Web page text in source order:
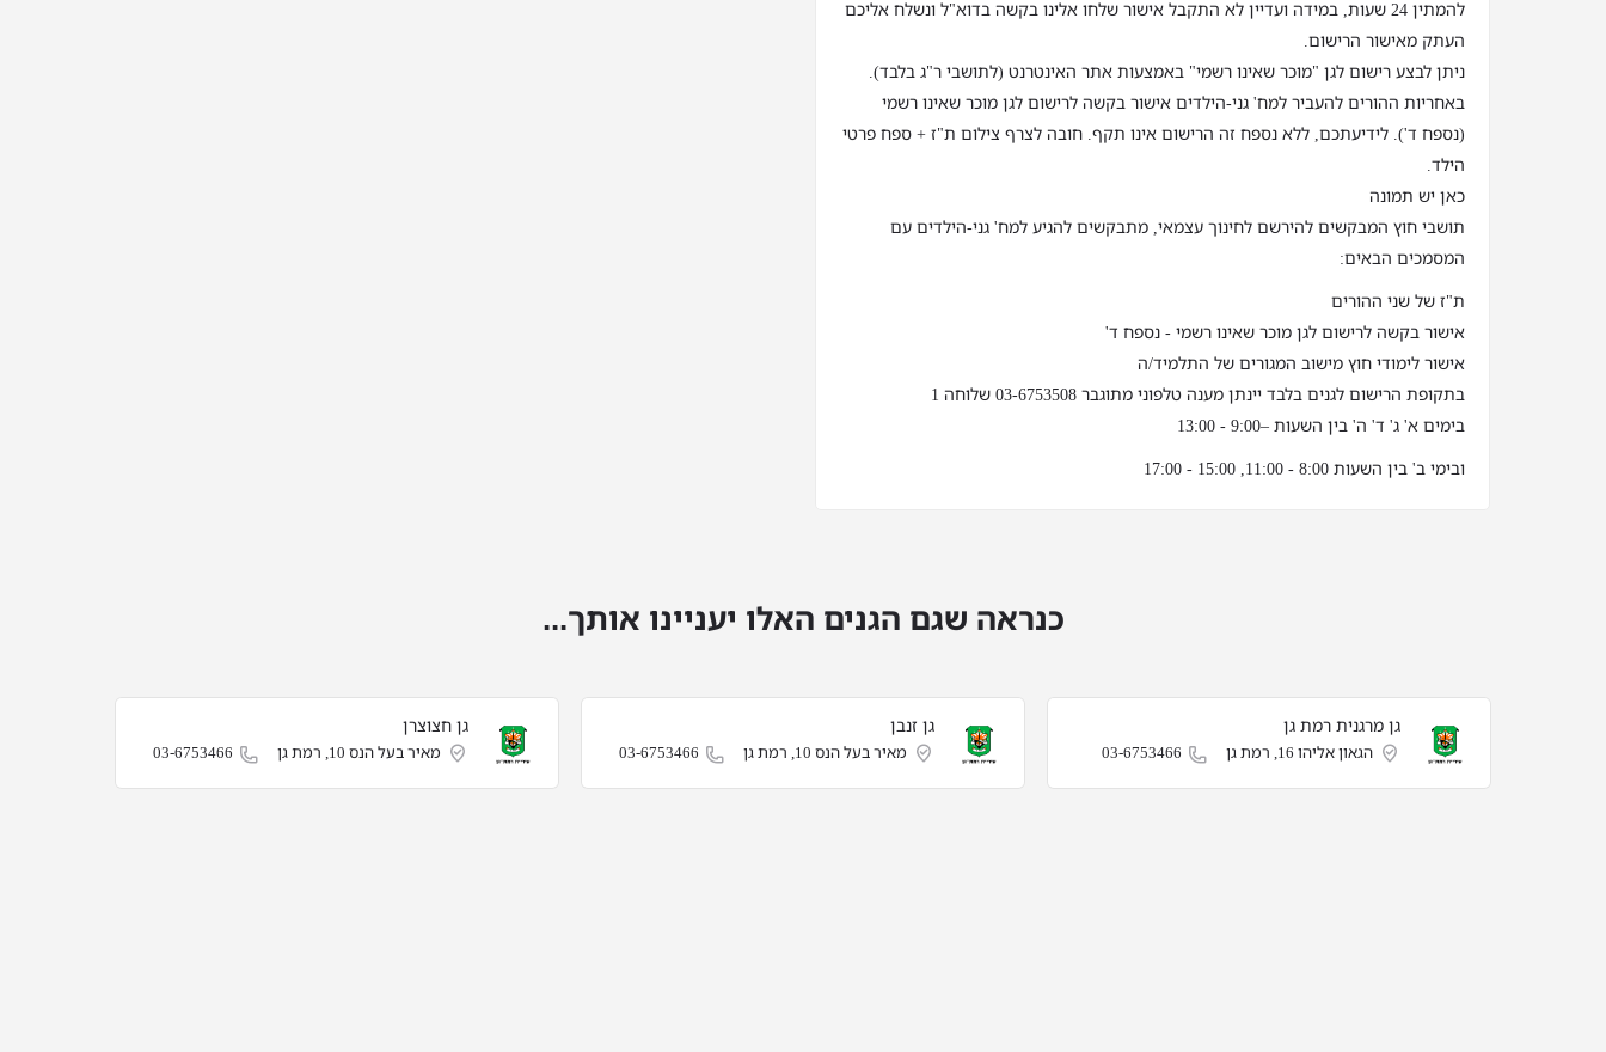
להמתין 24 שעות, במידה ועדיין לא התקבל אישור שלחו אלינו בקשה בדוא"ל ונשלח אליכם
העתק מאישור הרישום.
ניתן לבצע רישום לגן "מוכר שאינו רשמי" באמצעות אתר האינטרנט (לתושבי ר"ג בלבד).
באחריות ההורים להעביר למח' גני-הילדים אישור בקשה לרישום לגן מוכר שאינו רשמי
(נספח ד'). לידיעתכם, ללא נספח זה הרישום אינו תקף. חובה לצרף צילום ת"ז + ספח פרטי
הילד.
כאן יש תמונה
תושבי חוץ המבקשים להירשם לחינוך עצמאי, מתבקשים להגיע למח' גני-הילדים עם
המסמכים הבאים:
ת"ז של שני ההורים
אישור בקשה לרישום לגן מוכר שאינו רשמי - נספח ד'
אישור לימודי חוץ מישוב המגורים של התלמיד/ה
בתקופת הרישום לגנים בלבד יינתן מענה טלפוני מתוגבר 03-6753508 שלוחה 1
בימים א' ג' ד' ה' בין השעות –9:00 - 13:00
ובימי ב' בין השעות 8:00 - 11:00, 15:00 - 17:00
כנראה שגם הגנים האלו יעניינו אותך...
גן מרגנית רמת גן
הגאון אליהו 16, רמת גן 03-6753466
גן זנבן
מאיר בעל הנס 10, רמת גן 03-6753466
גן חצוצרן
מאיר בעל הנס 10, רמת גן 03-6753466